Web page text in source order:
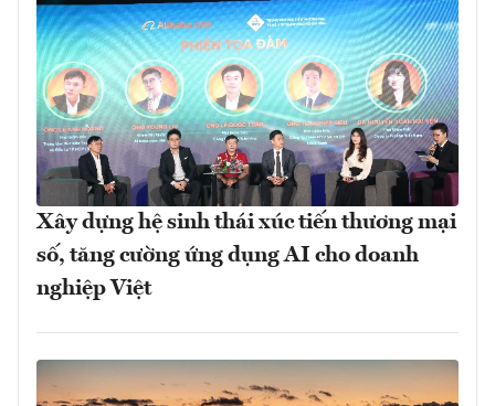
Xây dựng hệ sinh thái xúc tiến thương mại
số, tăng cường ứng dụng AI cho doanh
nghiệp Việt